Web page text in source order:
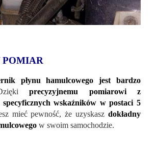
płynu hamulcowego jest bardzo
precyzyjnemu pomiarowi z
wskaźników w postaci 5
mieć pewność, że uzyskaszdokładny
w swoim samochodzie.